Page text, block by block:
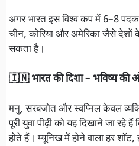
अगर भारत इस विश्व कप में 6–8
चीन, कोरिया और अमेरिका जैसे देशों
सकता है।
🇮🇳 भारत की दिशा – भविष्य की
मनु, सरबजोत और स्वप्निल केवल
पूरी युवा पीढ़ी को यह दिखाने जा
होते हैं। म्यूनिख में होने वाला हर